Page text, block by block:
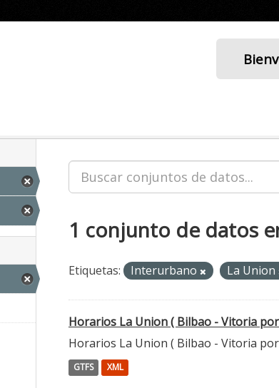
1 conjunto de datos
Etiquetas: Interurbano La Union
Horarios La Union ( Bilbao - Vitoria
Horarios La Union ( Bilbao - Vitoria
GTFS XML